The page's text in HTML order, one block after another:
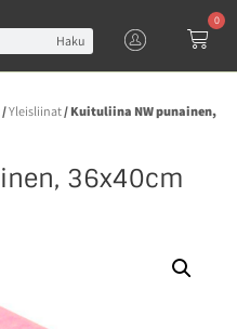
Haku
0
/Yleisliinat/ Kuituliina NW punainen,
36x40cm